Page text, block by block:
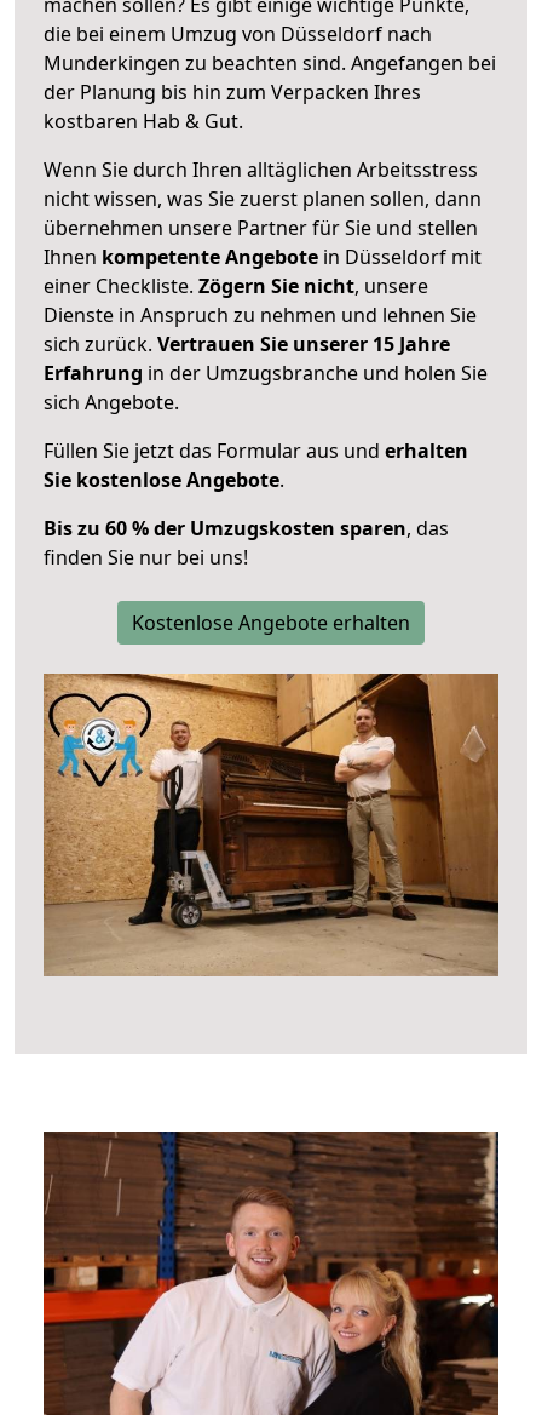
die bei einem Umzug von Düsseldorf nach
Munderkingen zu beachten sind. Angefangen bei
der Planung bis hin zum Verpacken Ihres
kostbaren Hab & Gut.
Wenn Sie durch Ihren alltäglichen Arbeitsstress
nicht wissen, was Sie zuerst planen sollen, dann
übernehmen unsere Partner für Sie und stellen
Ihnen kompetente Angebote in Düsseldorf mit
einer Checkliste. Zögern Sie nicht, unsere
Dienste in Anspruch zu nehmen und lehnen Sie
sich zurück. Vertrauen Sie unserer 15 Jahre
Erfahrung in der Umzugsbranche und holen Sie
sich Angebote.
Füllen Sie jetzt das Formular aus und erhalten
Sie kostenlose Angebote.
Bis zu 60 % der Umzugskosten sparen, das
finden Sie nur bei uns!
Kostenlose Angebote erhalten